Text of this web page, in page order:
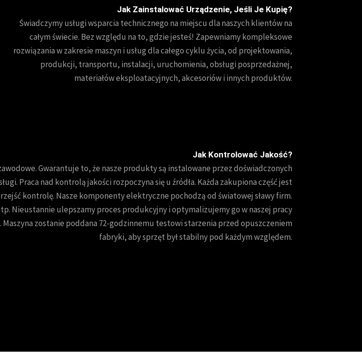
Jak Zainstalować Urządzenie, Jeśli Je Kupię?
Świadczymy usługi wsparcia technicznego na miejscu dla naszych klientów na
całym świecie. Bez względu na to, gdzie jesteś! Zapewniamy kompleksowe
rozwiązania w zakresie maszyn i usług dla całego cyklu życia, od projektowania,
produkcji, transportu, instalacji, uruchomienia, obsługi posprzedażnej,
materiałów eksploatacyjnych, akcesoriów i innych produktów.
Jak Kontrolować Jakość?
Gwarantuje to, że nasze produkty są instalowane przez doświadczonych
Praca nad kontrolą jakości rozpoczyna się u źródła. Każda zakupiona część jest
kontrolę. Nasze komponenty elektryczne pochodzą od światowej sławy firm.
Nieustannie ulepszamy proces produkcyjny i optymalizujemy go w naszej pracy
zostanie poddana 72-godzinnemu testowi starzenia przed opuszczeniem
fabryki, aby sprzęt był stabilny pod każdym względem.